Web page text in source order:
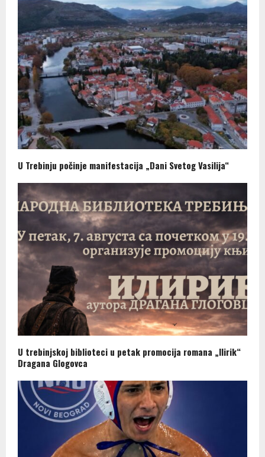
U Trebinju počinje manifestacija „Dani Svetog Vasilija“
U trebinjskoj biblioteci u petak promocija romana „Ilirik“
Dragana Glogovca